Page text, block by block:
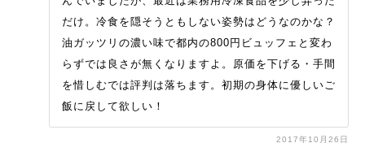
だけ。冷食を隠そうともしない姿勢はどうなのかな？
油ガッツリの濃い味で都内の800円ビュッフェと変わ
らずでは良さが無くなりますよ。原価を下げる・手間
を惜しむでは評判は落ちます。初期の身体に優しいご
飯に戻して欲しい！
2017年10月26日